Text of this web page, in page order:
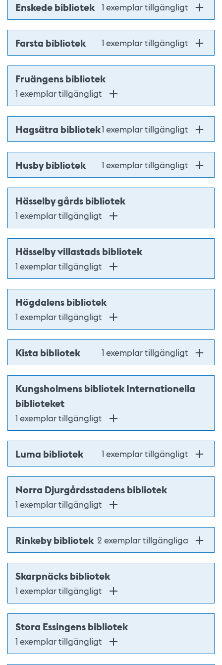
Enskede bibliotek 1 exemplar tillgängligt
Farsta bibliotek 1 exemplar tillgängligt
Fruängens bibliotek
1 exemplar tillgängligt
Hagsätra bibliotek1 exemplar tillgängligt
Husby bibliotek 1 exemplar tillgängligt
Hässelby gårds bibliotek
1 exemplar tillgängligt
Hässelby villastads bibliotek
1 exemplar tillgängligt
Högdalens bibliotek
1 exemplar tillgängligt
Kista bibliotek 1 exemplar tillgängligt
Kungsholmens bibliotek Internationella
biblioteket
1 exemplar tillgängligt
Luma bibliotek 1 exemplar tillgängligt
Norra Djurgårdsstadens bibliotek
1 exemplar tillgängligt
Rinkeby bibliotek 2 exemplar tillgängliga
Skarpnäcks bibliotek
1 exemplar tillgängligt
Stora Essingens bibliotek
1 exemplar tillgängligt